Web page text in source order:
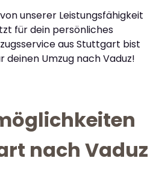
unserer Leistungsfähigkeit
für dein persönliches
aus Stuttgart bist
deinen Umzug nach Vaduz!
nach Vaduz